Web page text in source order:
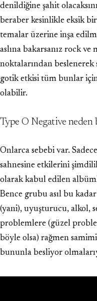
denildiğine şahit
beraber kesinlikle eksik
temalar üzerine inşa
aslına bakarsanız rock
noktalarından
gotik etkisi tüm bunlar
olabilir.
Type O Negative neden
Onlarca sebebi var.
sahnesine etkilerini
olarak kabul edilen
Bence grubu asıl bu
(yani), uyuşturucu, alkol,
problemlere (güzel
böyle olsa) rağmen
bununla besliyor